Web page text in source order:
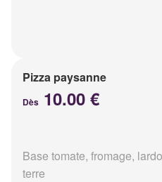
Pizza paysanne
Dès 10.00 €
Base tomate, fromage,
terre